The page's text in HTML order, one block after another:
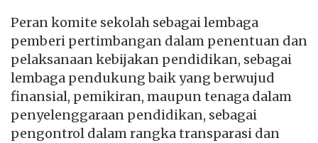
Peran komite sekolah sebagai lembaga
pemberi pertimbangan dalam penentuan dan
pelaksanaan kebijakan pendidikan, sebagai
lembaga pendukung baik yang berwujud
finansial, pemikiran, maupun tenaga dalam
penyelenggaraan pendidikan, sebagai
pengontrol dalam rangka transparasi dan